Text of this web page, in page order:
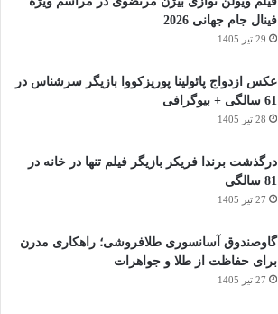
فینال جام جهانی 2026
29 تیر 1405
عکس ازدواج پائولینا پوریزکووا بازیگر سرشناس در
61 سالگی + بیوگرافی
28 تیر 1405
درگذشت برندا فریکر بازیگر فیلم تنها در خانه در
81 سالگی
27 تیر 1405
گاوصندوق آسانسوری طلافروشی؛ راهکاری مدرن
برای حفاظت از طلا و جواهرات
27 تیر 1405